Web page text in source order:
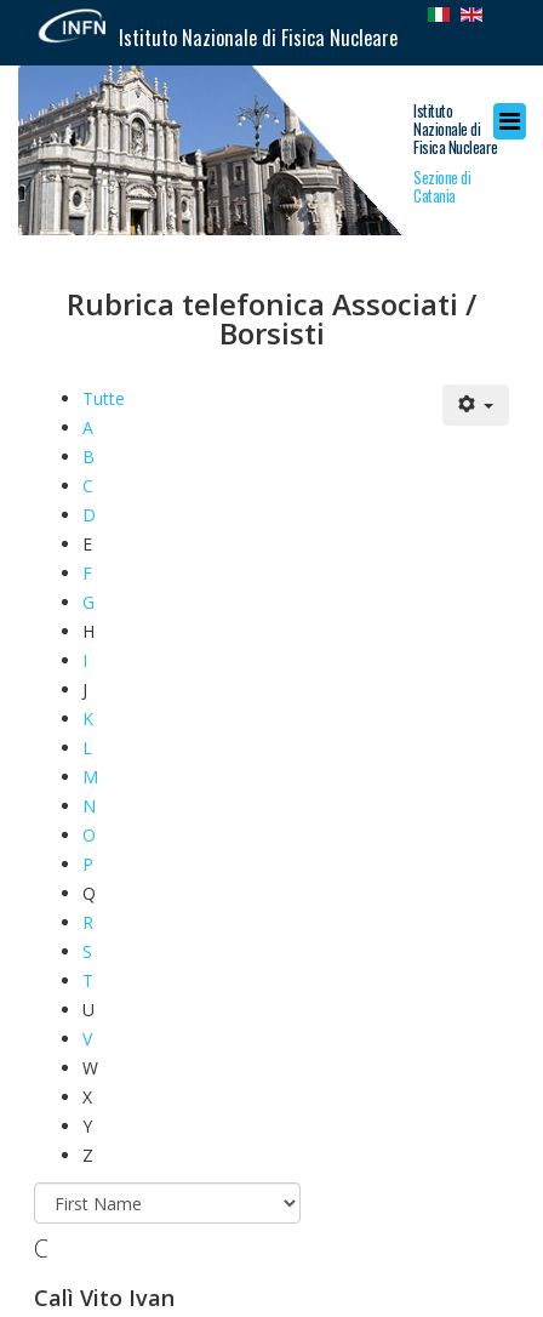
Istituto Nazionale di Fisica Nucleare
Istituto
Nazionale di
Fisica Nucleare
Sezione di
Catania
Rubrica telefonica Associati /
Borsisti
Tutte
A
B
C
D
E
F
G
H
I
J
K
L
M
N
O
P
Q
R
S
T
U
V
W
X
Y
Z
C
Calì Vito Ivan